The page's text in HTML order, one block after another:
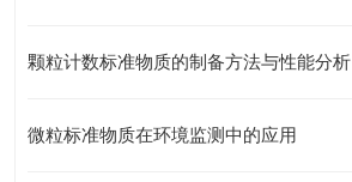
颗粒计数标准物质的制备方法与性能分析
微粒标准物质在环境监测中的应用